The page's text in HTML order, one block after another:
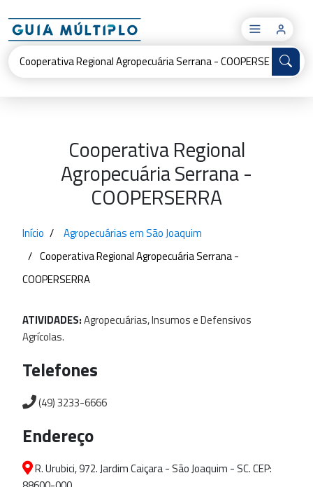
×
Cooperativa Regional
Agropecuária Serrana -
COOPERSERRA
Início
Agropecuárias em São Joaquim
Cooperativa Regional Agropecuária Serrana -
COOPERSERRA
ATIVIDADES:Agropecuárias,InsumoseDefensivos
Agrícolas.
Telefones
(49) 3233-6666
Endereço
R. Urubici, 972. Jardim Caiçara - São Joaquim - SC. CEP: